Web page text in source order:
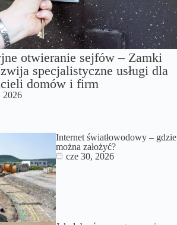
otwieranie sejfów – Zamki
specjalistyczne usługi dla
domów i firm
2026
Internet światłowodowy – gdzie
można założyć?
cze 30, 2026